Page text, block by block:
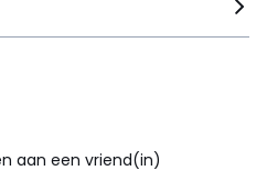
aan een vriend(in)